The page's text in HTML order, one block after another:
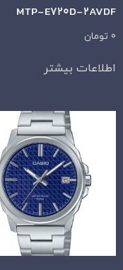
MTP-E720D-2AVDF
0 تومان
اطلاعات بیشتر